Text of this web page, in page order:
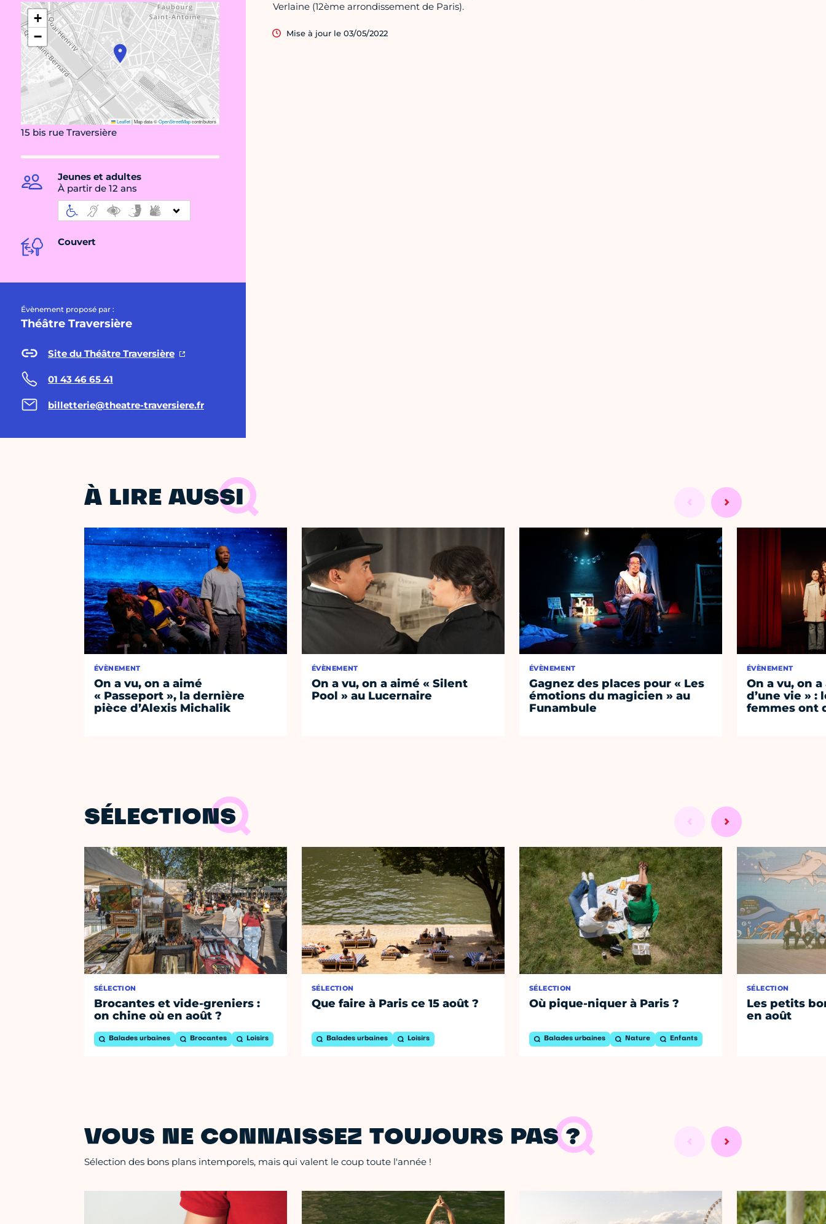
+
−
Leaflet|Map data ©OpenStreetMapcontributors
15 bis rue Traversière
Jeunes et adultes
À partir de 12 ans
Couvert
Évènement proposé par :
Théâtre Traversière
Site du Théâtre Traversière
01 43 46 65 41
billetterie@theatre-traversiere.fr
Verlaine (12ème arrondissement de Paris).
Mise à jour le 03/05/2022
À LIRE AUSSI
ÉVÈNEMENT
On a vu, on a aimé
« Passeport », la dernière
pièce d’Alexis Michalik
ÉVÈNEMENT
On a vu, on a aimé « Silent
Pool » au Lucernaire
ÉVÈNEMENT
Gagnez des places pour « Les
émotions du magicien » au
Funambule
ÉVÈNEMENT
On a vu, on
d’une vie » :
femmes ont
SÉLECTIONS
SÉLECTION
Brocantes et vide-greniers :
on chine où en août ?
Balades urbaines Brocantes Loisirs
SÉLECTION
Que faire à Paris ce 15 août ?
Balades urbaines Loisirs
SÉLECTION
Où pique-niquer à Paris ?
Balades urbaines Nature Enfants
SÉLECTION
Les petits
en août
VOUS NE CONNAISSEZ TOUJOURS PAS ?
Sélection des bons plans intemporels, mais qui valent le coup toute l'année !